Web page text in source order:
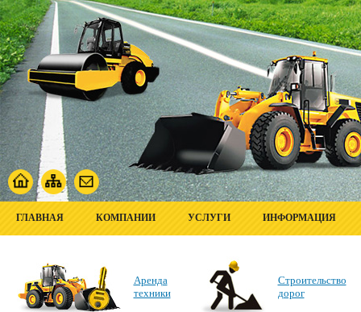
ГЛАВНАЯ КОМПАНИИ УСЛУГИ ИНФОРМАЦИЯ
Аренда
техники
Строительство
дорог